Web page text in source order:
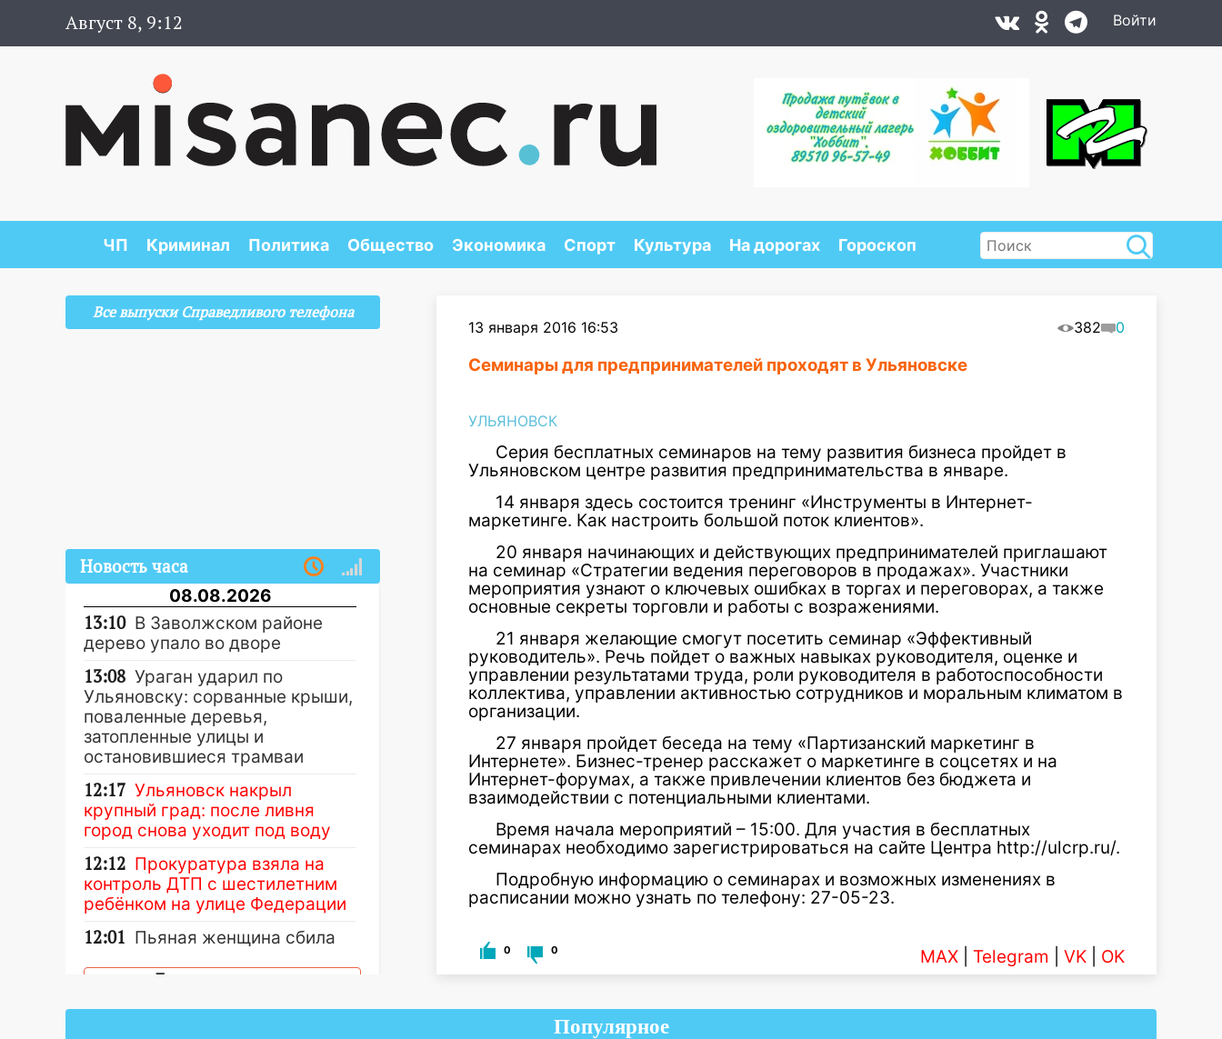
Август 8, 9:12 Войти
ЧП Криминал Политика Общество Экономика Спорт Культура На дорогах Гороскоп
13 января 2016 16:53 382 0
Семинары для предпринимателей проходят в Ульяновске
УЛЬЯНОВСК
Серия бесплатных семинаров на тему развития бизнеса пройдет в
Ульяновском центре развития предпринимательства в январе.
14 января здесь состоится тренинг «Инструменты в Интернет-
маркетинге. Как настроить большой поток клиентов».
20 января начинающих и действующих предпринимателей приглашают
на семинар «Стратегии ведения переговоров в продажах». Участники
мероприятия узнают о ключевых ошибках в торгах и переговорах, а также
основные секреты торговли и работы с возражениями.
21 января желающие смогут посетить семинар «Эффективный
руководитель». Речь пойдет о важных навыках руководителя, оценке и
управлении результатами труда, роли руководителя в работоспособности
коллектива, управлении активностью сотрудников и моральным климатом в
организации.
27 января пройдет беседа на тему «Партизанский маркетинг в
Интернете». Бизнес-тренер расскажет о маркетинге в соцсетях и на
Интернет-форумах, а также привлечении клиентов без бюджета и
взаимодействии с потенциальными клиентами.
Время начала мероприятий – 15:00. Для участия в бесплатных
семинарах необходимо зарегистрироваться на сайте Центра http://ulcrp.ru/.
Подробную информацию о семинарах и возможных изменениях в
расписании можно узнать по телефону: 27-05-23.
0 0 MAX Telegram VK OK
Все выпуски Справедливого телефона
Новость часа
08.08.2026
13:10 В Заволжском районе
дерево упало во дворе
13:08 Ураган ударил по
Ульяновску: сорванные крыши,
поваленные деревья,
затопленные улицы и
остановившиеся трамваи
12:17 Ульяновск накрыл
крупный град: после ливня
город снова уходит под воду
12:12 Прокуратура взяла на
контроль ДТП с шестилетним
ребёнком на улице Федерации
12:01 Пьяная женщина сбила
улице Федерации: возбуждено
Другие новости
Популярное